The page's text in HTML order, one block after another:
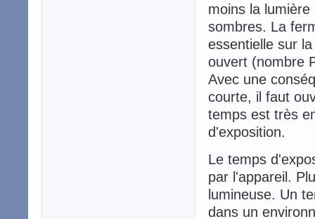
moins la
sombres. La
essentielle sur
ouvert (nombre
Avec une
courte, il faut
temps est très
d'exposition.
Le temps
par l'appareil.
lumineuse. Un
dans un